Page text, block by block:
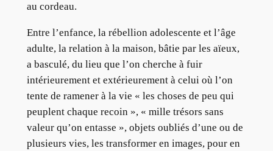
au cordeau.
Entre l’enfance, la rébellion adolescente et l’âge
adulte, la relation à la maison, bâtie par les aïeux,
a basculé, du lieu que l’on cherche à fuir
intérieurement et extérieurement à celui où l’on
tente de ramener à la vie « les choses de peu qui
peuplent chaque recoin », « mille trésors sans
valeur qu’on entasse », objets oubliés d’une ou de
plusieurs vies, les transformer en images, pour en